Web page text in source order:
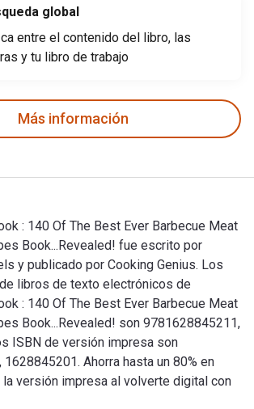
global
entre el contenido del libro, las
y tu libro de trabajo
Más información
: 140 Of The Best Ever Barbecue Meat
Book...Revealed! fue escrito por
y publicado por Cooking Genius. Los
libros de texto electrónicos de
: 140 Of The Best Ever Barbecue Meat
Book...Revealed! son 9781628845211,
ISBN de versión impresa son
Ahorra hasta un 80% en
la versión impresa al volverte digital con